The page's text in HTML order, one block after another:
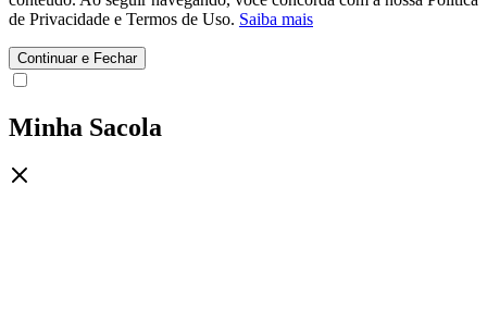
de Privacidade e Termos de Uso. Saiba mais
Continuar e Fechar
Minha Sacola